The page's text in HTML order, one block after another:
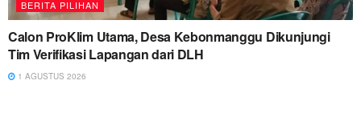
BERITA PILIHAN
Calon ProKlim Utama, Desa Kebonmanggu Dikunjungi
Tim Verifikasi Lapangan dari DLH
1 AGUSTUS 2026